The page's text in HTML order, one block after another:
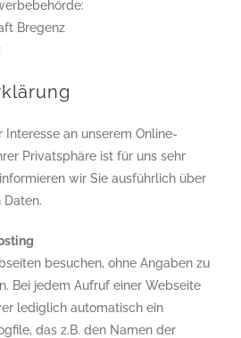
Bregenz
an unserem Online-
Privatsphäre ist für uns sehr
wir Sie ausführlich über
besuchen, ohne Angaben zu
Bei jedem Aufruf einer Webseite
lediglich automatisch ein
das z.B. den Namen der